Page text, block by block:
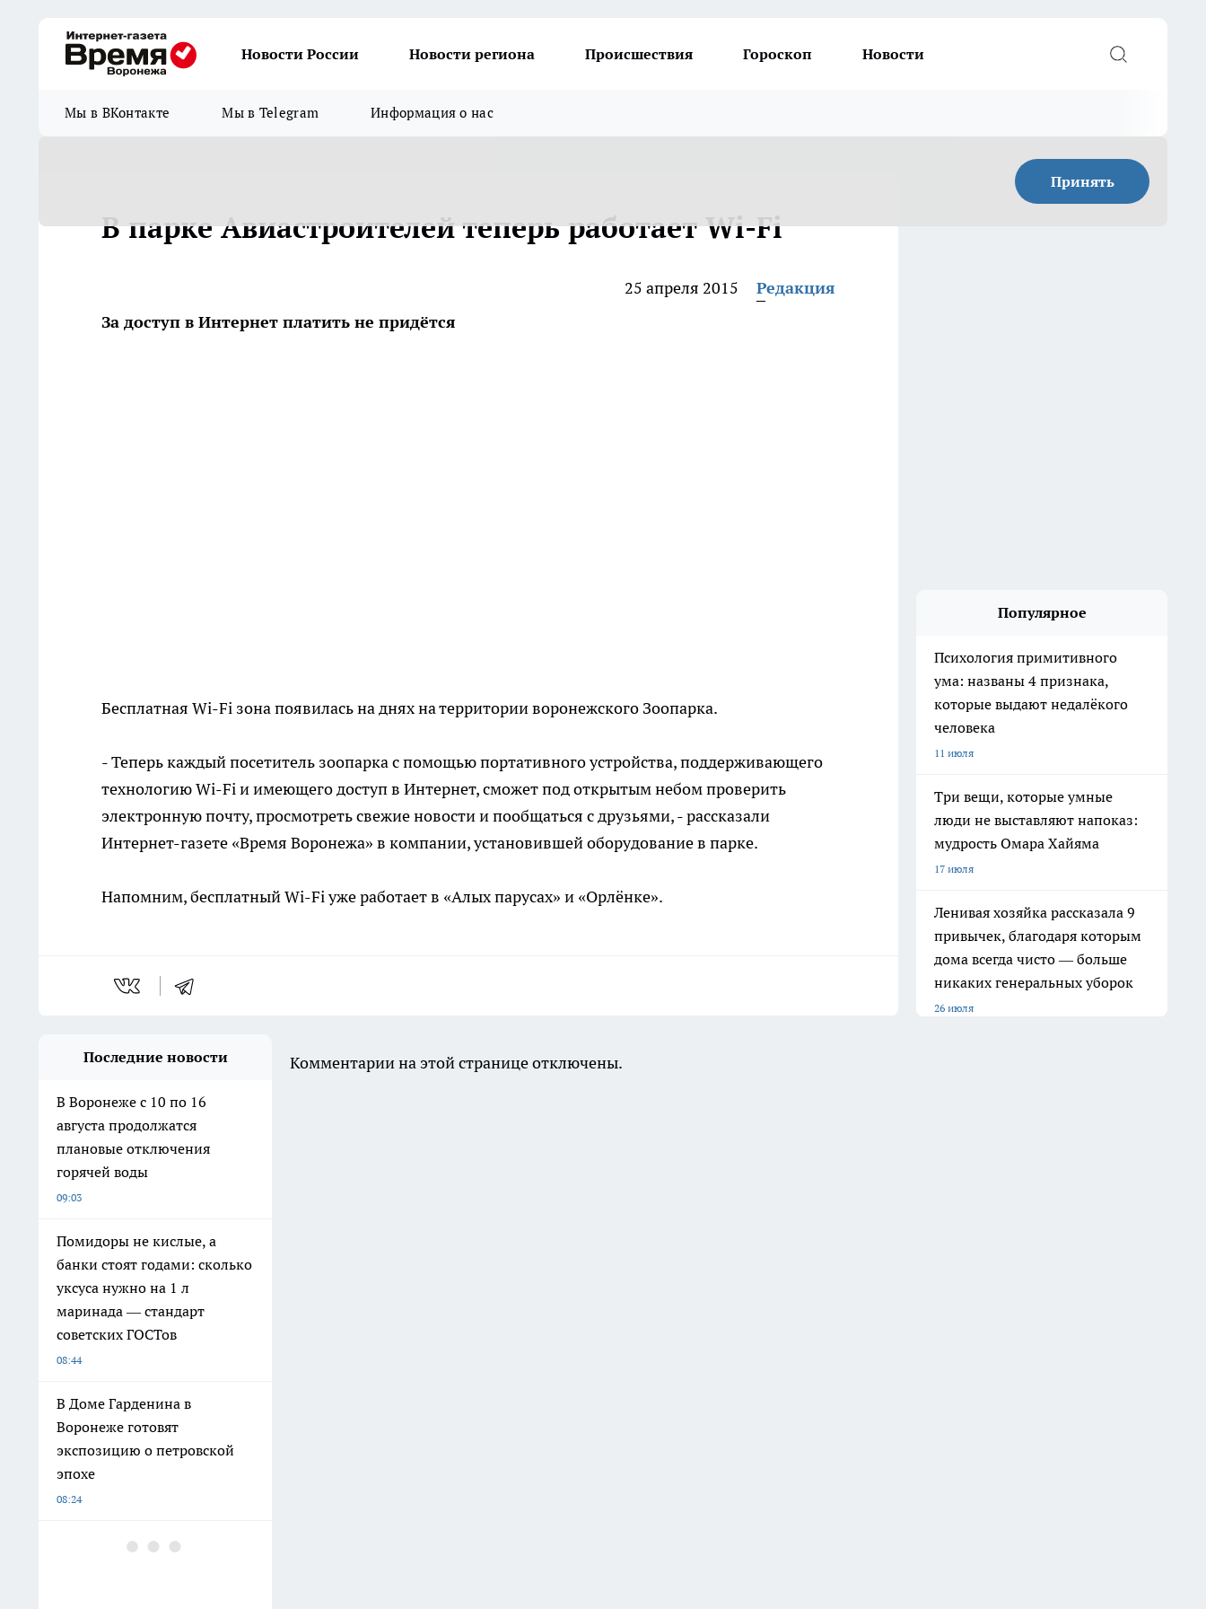
Новости России Новости региона Происшествия Гороскоп Новости
Мы в ВКонтакте Мы в Telegram Информация о нас
Принять
В парке Авиастроителей теперь работает Wi-Fi
25 апреля 2015
Редакция
За доступ в Интернет платить не придётся
Бесплатная Wi-Fi зона появилась на днях на территории воронежского Зоопарка.
- Теперь каждый посетитель зоопарка с помощью портативного устройства, поддерживающего
технологию Wi-Fi и имеющего доступ в Интернет, сможет под открытым небом проверить
электронную почту, просмотреть свежие новости и пообщаться с друзьями, - рассказали
Интернет-газете «Время Воронежа» в компании, установившей оборудование в парке.
Напомним, бесплатный Wi-Fi уже работает в «Алых парусах» и «Орлёнке».
Популярное
Психология примитивного
ума: названы 4 признака,
которые выдают недалёкого
человека
11 июля
Три вещи, которые умные
люди не выставляют напоказ:
мудрость Омара Хайяма
17 июля
Последние новости
В Воронеже с 10 по 16
августа продолжатся
плановые отключения
горячей воды
09:03
Помидоры не кислые, а
банки стоят годами: сколько
уксуса нужно на 1 л
маринада — стандарт
советских ГОСТов
08:44
В Доме Гарденина в
Воронеже готовят
экспозицию о петровской
эпохе
08:24
Уход за огурцами в августе:
Комментарии на этой странице отключены.